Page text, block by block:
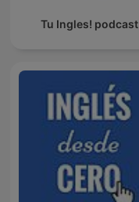
Tu Ingles! podcast